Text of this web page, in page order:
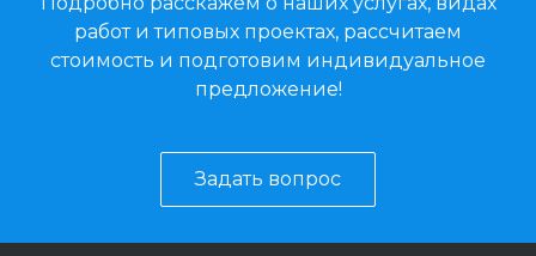
работ и типовых проектах, рассчитаем
стоимость и подготовим индивидуальное
предложение!
Задать вопрос